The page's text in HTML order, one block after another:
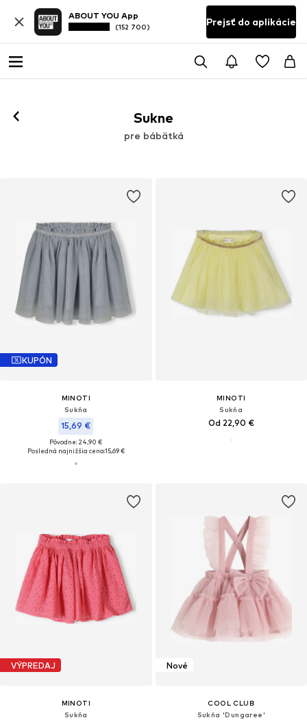
ABOUT YOU App
(152 700) Prejsť do aplikácie
Sukne
pre bábätká
KUPÓN
MINOTI
Sukňa
15,69 €
Pôvodne: 24,90 €
Posledná najnižšia cena:15,69 €
MINOTI
Sukňa
Od 22,90 €
VÝPREDAJ
MINOTI
Sukňa
Nové
COOL CLUB
Sukňa 'Dungaree'